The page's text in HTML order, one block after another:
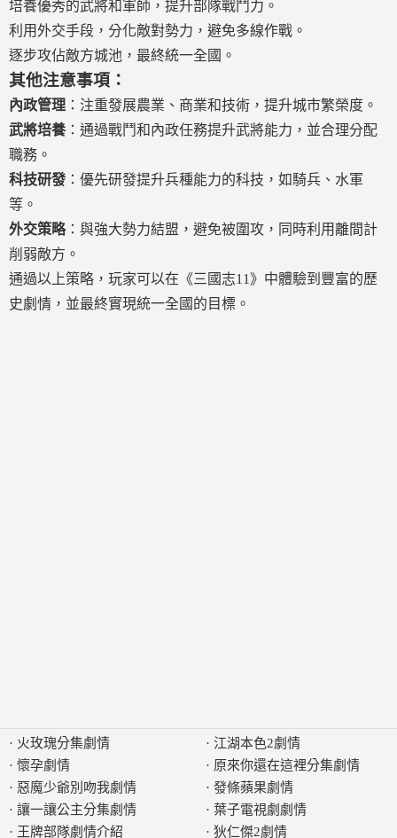
培養優秀的武將和軍師，提升部隊戰鬥力。
利用外交手段，分化敵對勢力，避免多線作戰。
逐步攻佔敵方城池，最終統一全國。
其他注意事項：
內政管理 ：注重發展農業、商業和技術，提升城市繁榮度。
武將培養 ：通過戰鬥和內政任務提升武將能力，並合理分配
職務。
科技研發 ：優先研發提升兵種能力的科技，如騎兵、水軍
等。
外交策略：與強大勢力結盟，避免被圍攻，同時利用離間計
削弱敵方。
通過以上策略，玩家可以在《三國志11》中體驗到豐富的歷
史劇情，並最終實現統一全國的目標。
· 火玫瑰分集劇情
· 懷孕劇情
· 惡魔少爺別吻我劇情
· 讓一讓公主分集劇情
· 王牌部隊劇情介紹
· 江湖本色2劇情
· 原來你還在這裡分集劇情
· 發條蘋果劇情
· 葉子電視劇劇情
· 狄仁傑2劇情